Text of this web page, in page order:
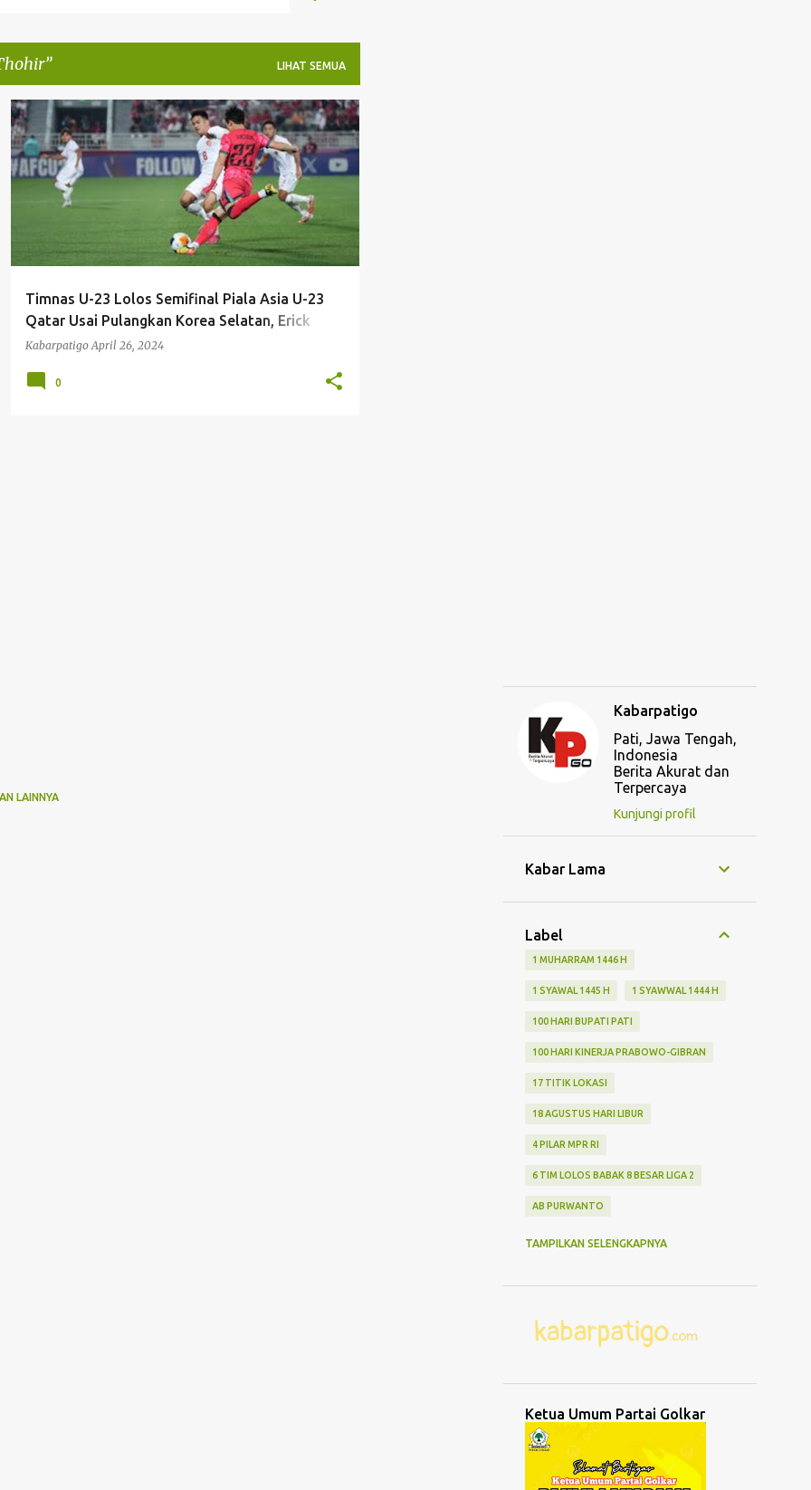
LIHAT SEMUA
Timnas U-23 Lolos Semifinal Piala Asia U-23
Qatar Usai Pulangkan Korea Selatan, Erick
Thohir: Garuda Muda Cetak Sejarah
Kabarpatigo April 26, 2024
ERICK THOHIR OLAHRAGA PIALA ASIA U-23 QATAR
PSSI SEMIFINAL PIALA ASIA U-23 +
TIMNAS U-23
0
LAINNYA
Kabarpatigo
Pati, Jawa Tengah,
Indonesia
Berita Akurat dan
Terpercaya
Kunjungi profil
Kabar Lama
Label
1 MUHARRAM 1446 H
1 SYAWAL 1445 H 1 SYAWWAL 1444 H
100 HARI BUPATI PATI
100 HARI KINERJA PRABOWO-GIBRAN
17 TITIK LOKASI
18 AGUSTUS HARI LIBUR
4 PILAR MPR RI
6 TIM LOLOS BABAK 8 BESAR LIGA 2
AB PURWANTO
ABURIZAL BAKRIE ACMU
AGRO WISATA MELON
AGUNG DANARTO AGUNG LAKSONO
AGUS EKO WIBOWO
TAMPILKAN SELENGKAPNYA
Ketua Umum Partai Golkar